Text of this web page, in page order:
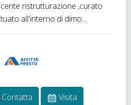
ristrutturazione ,curato
all'interno di dimo...
Contatta Visita